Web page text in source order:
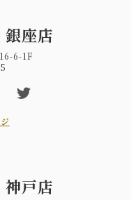
座店
6-1F
戸店